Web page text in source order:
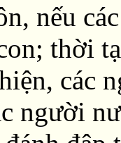
nếu
thời
các
người